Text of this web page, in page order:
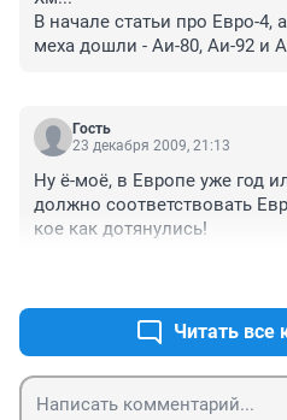
В начале статьи про Евро-4,
меха дошли - Аи-80, Аи-92 и
Гость
23 декабря 2009, 21:13
Ну ё-моё, в Европе уже год
должно соответствовать
кое как дотянулись!
Читать все